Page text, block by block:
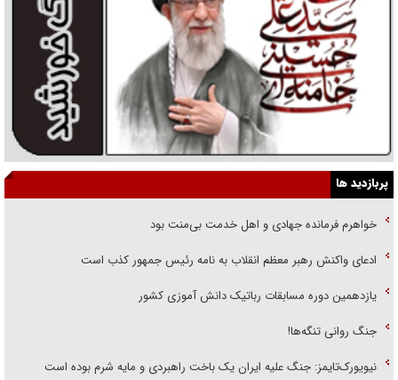
پربازدید ها
خواهرم فرمانده جهادی و اهل خدمت بی‌منت بود
ادعای واکنش رهبر معظم انقلاب به نامه رئیس جمهور کذب است
یازدهمین دوره مسابقات رباتیک دانش آموزی کشور
جنگ روانی تنگه‌ها!
نیویورک‌تایمز: جنگ علیه ایران یک باخت راهبردی و مایه شرم بوده است